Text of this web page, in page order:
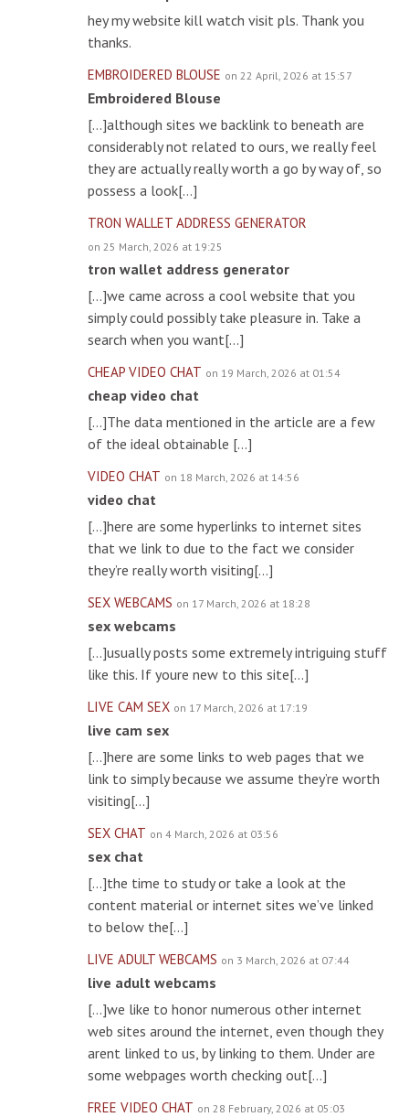
hey my website kill watch visit pls. Thank you
thanks.
EMBROIDERED BLOUSE on 22 April, 2026 at 15:57
Embroidered Blouse
[…]although sites we backlink to beneath are
considerably not related to ours, we really feel
they are actually really worth a go by way of, so
possess a look[…]
TRON WALLET ADDRESS GENERATOR
on 25 March, 2026 at 19:25
tron wallet address generator
[…]we came across a cool website that you
simply could possibly take pleasure in. Take a
search when you want[…]
CHEAP VIDEO CHAT on 19 March, 2026 at 01:54
cheap video chat
[…]The data mentioned in the article are a few
of the ideal obtainable […]
VIDEO CHAT on 18 March, 2026 at 14:56
video chat
[…]here are some hyperlinks to internet sites
that we link to due to the fact we consider
they’re really worth visiting[…]
SEX WEBCAMS on 17 March, 2026 at 18:28
sex webcams
[…]usually posts some extremely intriguing stuff
like this. If youre new to this site[…]
LIVE CAM SEX on 17 March, 2026 at 17:19
live cam sex
[…]here are some links to web pages that we
link to simply because we assume they’re worth
visiting[…]
SEX CHAT on 4 March, 2026 at 03:56
sex chat
[…]the time to study or take a look at the
content material or internet sites we’ve linked
to below the[…]
LIVE ADULT WEBCAMS on 3 March, 2026 at 07:44
live adult webcams
[…]we like to honor numerous other internet
web sites around the internet, even though they
arent linked to us, by linking to them. Under are
some webpages worth checking out[…]
FREE VIDEO CHAT on 28 February, 2026 at 05:03